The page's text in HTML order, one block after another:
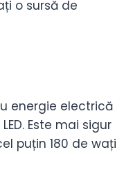
o sursă de
energie electrică
Este mai sigur
puțin 180 de wați